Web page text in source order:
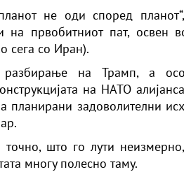
не оди според
на првобитниот пат, освен
сега со Иран).
разбирање на Трамп, а
на НАТО
планирани задоволителни
точно, што го лути
многу полесно таму.